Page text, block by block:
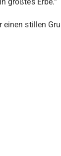
einen stillen